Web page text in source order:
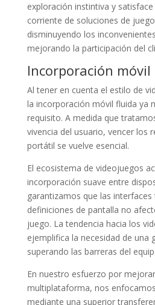
exploración instintiva y
corriente de soluciones de
disminuyendo los
mejorando la participación del
Incorporación móvil
Al tener en cuenta el estilo de
la incorporación móvil fluida ya
requisito. A medida que
vivencia del usuario, vencer los
portátil se vuelve esencial.
El ecosistema de videojuegos
incorporación suave entre
garantizamos que las interfaces
definiciones de pantalla no
juego. La tendencia hacia los
ejemplifica la necesidad de una
superando las barreras del
En nuestro esfuerzo por
multiplataforma, nos
mediante una superior